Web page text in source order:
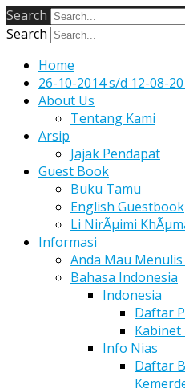
Search
Search
Home
26-10-2014 s/d 12-08-
About Us
Tentang Kami
Arsip
Jajak Pendapat
Guest Book
Buku Tamu
English Guestbook
Li NirÃµimi
Informasi
Anda Mau
Bahasa Indonesia
Indonesia
Daftar
Kabinet
Info Nias
Daftar